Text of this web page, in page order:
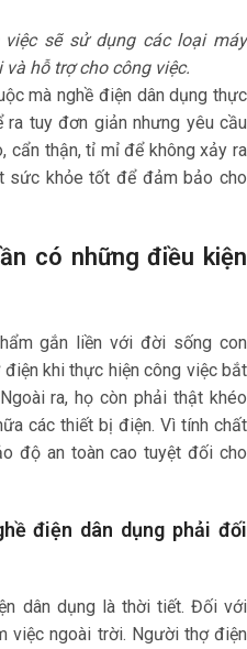
sẽ sử dụng các loại máy
hỗ trợ cho công việc.
mà nghề điện dân dụng thực
ra tuy đơn giản nhưng yêu cầu
cẩn thận, tỉ mỉ để không xảy ra
sức khỏe tốt để đảm bảo cho
có những điều kiện
gắn liền với đời sống con
khi thực hiện công việc bắt
ra, họ còn phải thật khéo
các thiết bị điện. Vì tính chất
độ an toàn cao tuyệt đối cho
điện dân dụng phải đối
dân dụng là thời tiết. Đối với
việc ngoài trời. Người thợ điện